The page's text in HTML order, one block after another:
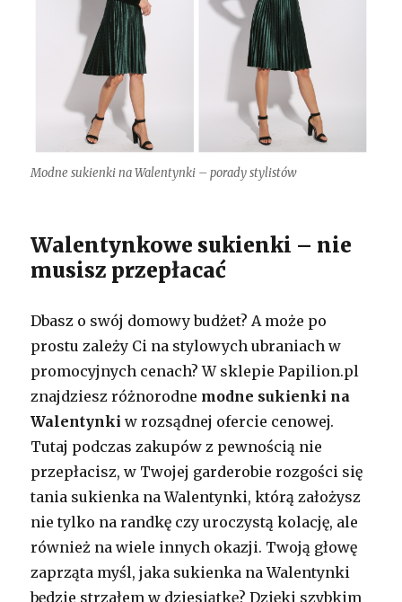
Modne sukienki na Walentynki – porady stylistów
Walentynkowe sukienki – nie
musisz przepłacać
Dbasz o swój domowy budżet? A może po
prostu zależy Ci na stylowych ubraniach w
promocyjnych cenach? W sklepie Papilion.pl
znajdziesz różnorodne modne sukienki na
Walentynki w rozsądnej ofercie cenowej.
Tutaj podczas zakupów z pewnością nie
przepłacisz, w Twojej garderobie rozgości się
tania sukienka na Walentynki, którą założysz
nie tylko na randkę czy uroczystą kolację, ale
również na wiele innych okazji. Twoją głowę
zaprząta myśl, jaka sukienka na Walentynki
będzie strzałem w dziesiątkę? Dzięki szybkim